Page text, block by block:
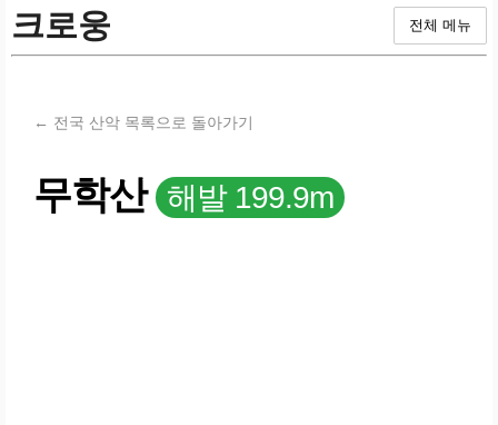
크로웅 전체 메뉴
← 전국 산악 목록으로 돌아가기
무학산 해발 199.9m